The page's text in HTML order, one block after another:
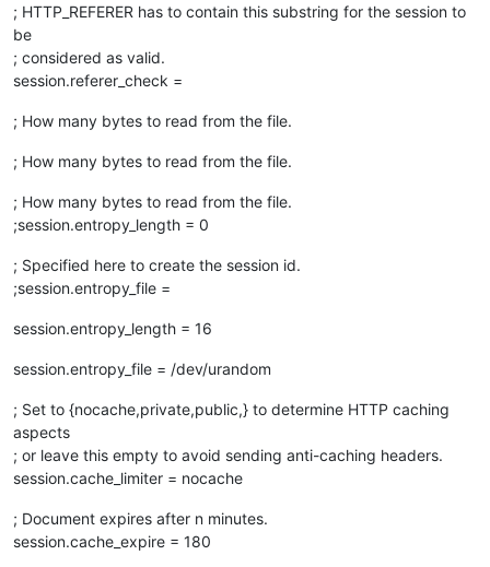
; HTTP_REFERER has to contain this substring for the session to
be
; considered as valid.
session.referer_check =
; How many bytes to read from the file.
; How many bytes to read from the file.
; How many bytes to read from the file.
;session.entropy_length = 0
; Specified here to create the session id.
;session.entropy_file =
session.entropy_length = 16
session.entropy_file = /dev/urandom
; Set to {nocache,private,public,} to determine HTTP caching
aspects
; or leave this empty to avoid sending anti-caching headers.
session.cache_limiter = nocache
; Document expires after n minutes.
session.cache_expire = 180